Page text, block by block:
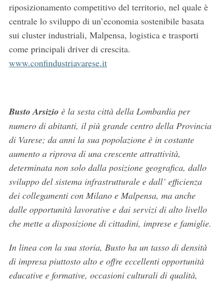
riposizionamento competitivo del territorio, nel quale è
centrale lo sviluppo di un’economia sostenibile basata
sui cluster industriali, Malpensa, logistica e trasporti
come principali driver di crescita.
www.confindustriavarese.it
Busto Arsizio è la sesta città della Lombardia per
numero di abitanti, il più grande centro della Provincia
di Varese; da anni la sua popolazione è in costante
aumento a riprova di una crescente attrattività,
determinata non solo dalla posizione geografica, dallo
sviluppo del sistema infrastrutturale e dall’ efficienza
dei collegamenti con Milano e Malpensa, ma anche
dalle opportunità lavorative e dai servizi di alto livello
che mette a disposizione di cittadini, imprese e famiglie.
In linea con la sua storia, Busto ha un tasso di densità
di impresa piuttosto alto e offre eccellenti opportunità
educative e formative, occasioni culturali di qualità,